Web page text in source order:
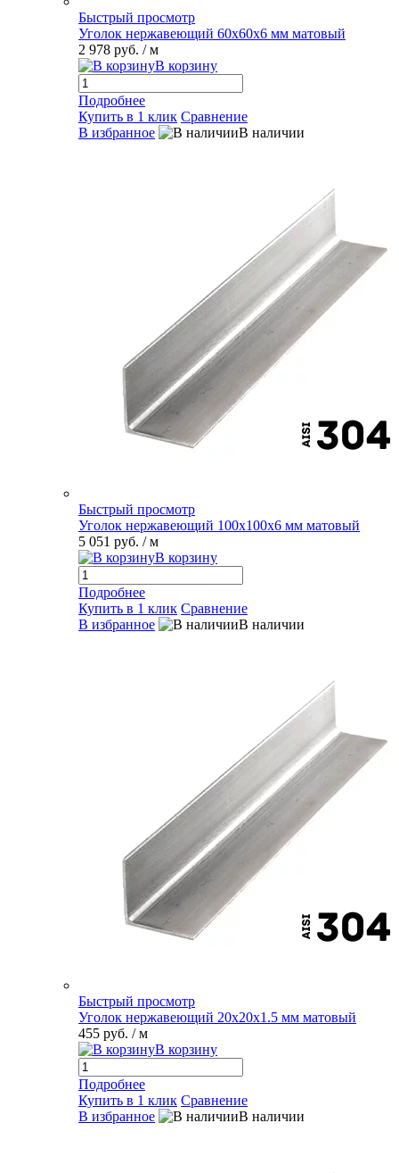
Быстрый просмотр
Уголок нержавеющий 60х60х6 мм матовый
2 978 руб. / м
В корзину
Подробнее
Купить в 1 клик Сравнение
В избранное
В наличии
Быстрый просмотр
Уголок нержавеющий 100х100х6 мм матовый
5 051 руб. / м
В корзину
Подробнее
Купить в 1 клик Сравнение
В избранное
В наличии
Быстрый просмотр
Уголок нержавеющий 20х20х1.5 мм матовый
455 руб. / м
В корзину
Подробнее
Купить в 1 клик Сравнение
В избранное
В наличии